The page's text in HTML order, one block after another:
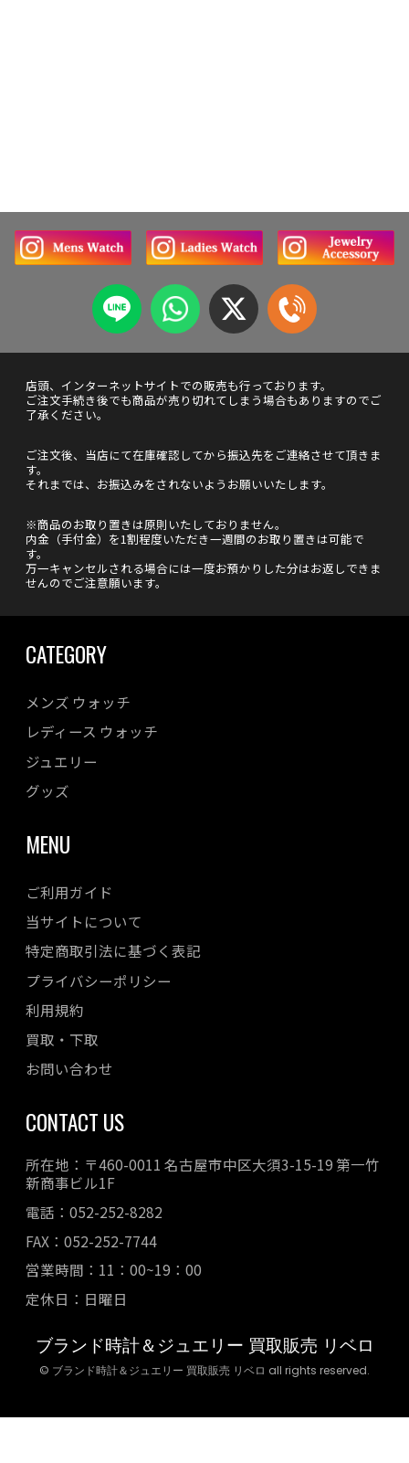
店頭、インターネットサイトでの販売も行っております。
ご注文手続き後でも商品が売り切れてしまう場合もありますのでご
了承ください。
ご注文後、当店にて在庫確認してから振込先をご連絡させて頂きま
す。
それまでは、お振込みをされないようお願いいたします。
※商品のお取り置きは原則いたしておりません。
内金（手付金）を1割程度いただき一週間のお取り置きは可能で
す。
万一キャンセルされる場合には一度お預かりした分はお返しできま
せんのでご注意願います。
CATEGORY
メンズ ウォッチ
レディース ウォッチ
ジュエリー
グッズ
MENU
ご利用ガイド
当サイトについて
特定商取引法に基づく表記
プライバシーポリシー
利用規約
買取・下取
お問い合わせ
CONTACT US
所在地：〒460-0011 名古屋市中区大須3-15-19 第一竹
新商事ビル1F
電話：052-252-8282
FAX：052-252-7744
営業時間：11：00~19：00
定休日：日曜日
ブランド時計＆ジュエリー 買取販売 リベロ
© ブランド時計＆ジュエリー 買取販売 リベロ all rights reserved.